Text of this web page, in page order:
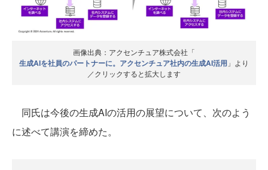
画像出典：アクセンチュア株式会社「
生成AIを社員のパートナーに。アクセンチュア社内の生成AI活用 」より
／クリックすると拡大します
同氏は今後の生成AIの活用の展望について、次のよう
に述べて講演を締めた。